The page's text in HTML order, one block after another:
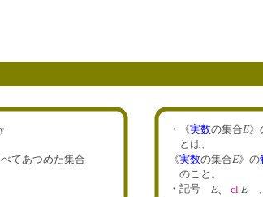
てあつめた集合
・《実数の集合E》
とは、
《実数の集合E》の
のこと
・記号 E、 cl E